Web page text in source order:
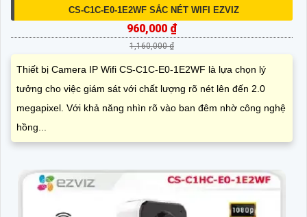
CS-C1C-E0-1E2WF SẮC NÉT WIFI EZVIZ
960,000 ₫
1,160,000 ₫
Thiết bị Camera IP Wifi CS-C1C-E0-1E2WF là lựa chọn lý
tưởng cho việc giám sát với chất lượng rõ nét lên đến 2.0
megapixel. Với khả năng nhìn rõ vào ban đêm nhờ công nghệ
hồng...